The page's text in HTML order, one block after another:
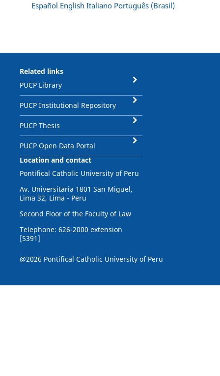
Español English Italiano Português (Brasil)
Related links
PUCP Library
PUCP Institutional Repository
PUCP Thesis
PUCP Open Data Portal
Location and contact
Pontifical Catholic University of Peru
Av. Universitaria 1801 San Miguel,
Lima 32, Lima - Peru
Second Floor of the Faculty of Law
Telephone: 626-2000 extension
[5391]
@2026 Pontifical Catholic University of Peru